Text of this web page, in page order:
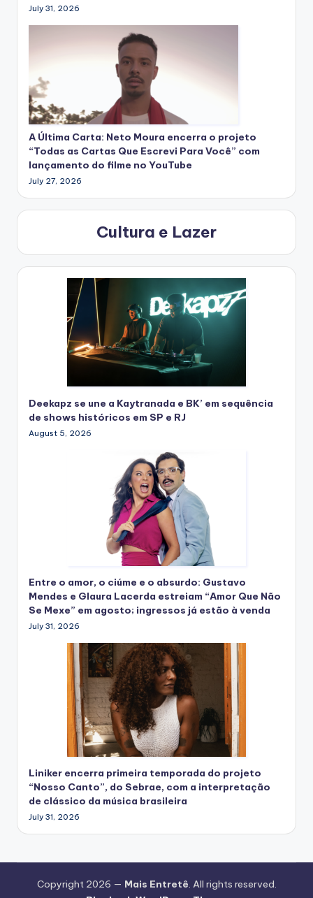
July 31, 2026
A Última Carta: Neto Moura encerra o projeto
“Todas as Cartas Que Escrevi Para Você” com
lançamento do filme no YouTube
July 27, 2026
Cultura e Lazer
Deekapz se une a Kaytranada e BK’ em sequência
de shows históricos em SP e RJ
August 5, 2026
Entre o amor, o ciúme e o absurdo: Gustavo
Mendes e Glaura Lacerda estreiam “Amor Que Não
Se Mexe” em agosto; ingressos já estão à venda
July 31, 2026
Liniker encerra primeira temporada do projeto
“Nosso Canto”, do Sebrae, com a interpretação
de clássico da música brasileira
July 31, 2026
Copyright 2026 — Mais Entretê. All rights reserved.